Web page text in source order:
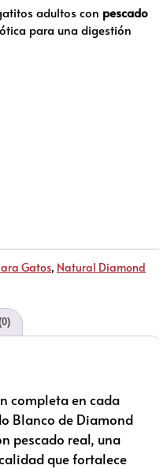
adultos con pescado
para una digestión
Gatos, Natural Diamond
completa en cada
Blanco de Diamond
pescado real, una
que fortalece